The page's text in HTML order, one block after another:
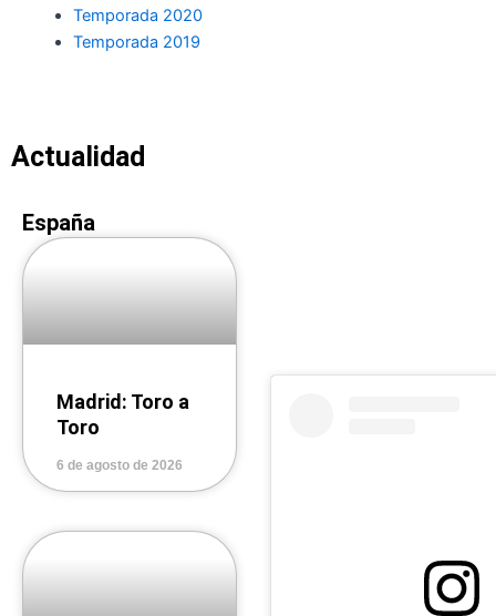
Temporada 2020
Temporada 2019
Actualidad
España
Madrid: Toro a
Toro
6 de agosto de 2026